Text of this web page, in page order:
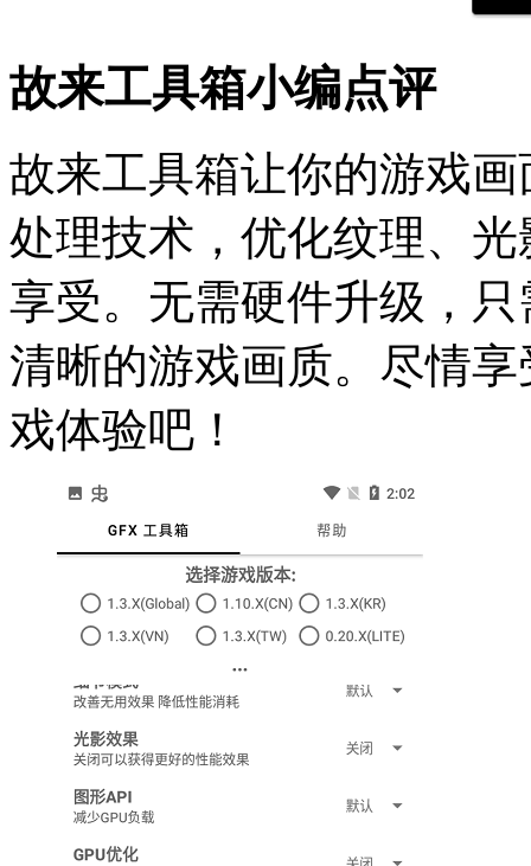
故来工具箱小编点评
故来工具箱让你的游戏
处理技术，优化纹理、
享受。无需硬件升级，
清晰的游戏画质。尽情
戏体验吧！